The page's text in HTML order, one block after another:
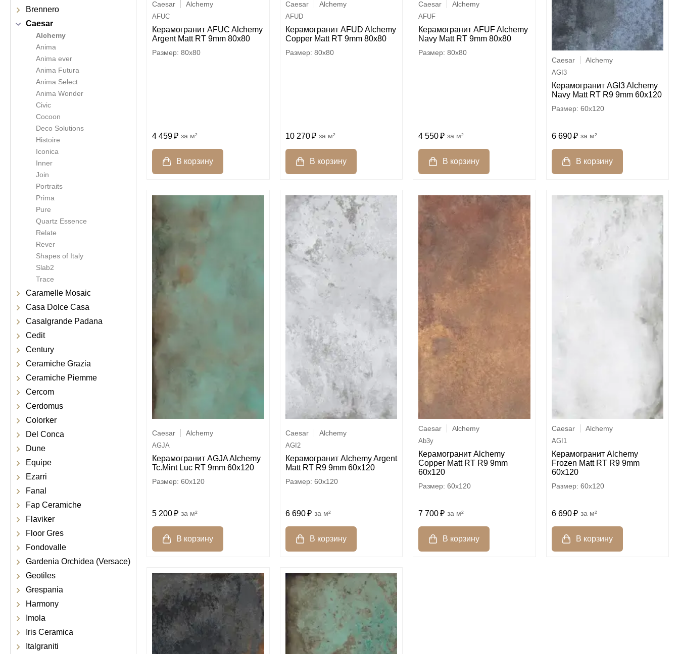
Brennero
Caesar
Alchemy
Anima
Anima ever
Anima Futura
Anima Select
Anima Wonder
Civic
Cocoon
Deco Solutions
Histoire
Iconica
Inner
Join
Portraits
Prima
Pure
Quartz Essence
Relate
Rever
Shapes of Italy
Slab2
Trace
Caramelle Mosaic
Casa Dolce Casa
Casalgrande Padana
Cedit
Century
Ceramiche Grazia
Ceramiche Piemme
Cercom
Cerdomus
Colorker
Del Conca
Dune
Equipe
Ezarri
Fanal
Fap Ceramiche
Flaviker
Floor Gres
Fondovalle
Gardenia Orchidea (Versace)
Geotiles
Grespania
Harmony
Imola
Iris Ceramica
Italgraniti
Caesar Alchemy
AFUC
Керамогранит AFUC Alchemy
Argent Matt RT 9mm 80x80
80x80
4 459 м²
Caesar Alchemy
AFUD
Керамогранит AFUD Alchemy
Copper Matt RT 9mm 80x80
80x80
10 270 м²
Caesar Alchemy
AFUF
Керамогранит AFUF Alchemy
Navy Matt RT 9mm 80x80
80x80
4 550 м²
Caesar Alchemy
AGI3
Керамогранит AGI3 Alchemy
Navy Matt RT R9 9mm 60x120
60x120
6 690 м²
Caesar Alchemy
AGJA
Керамогранит AGJA Alchemy
Tc.Mint Luc RT 9mm 60x120
60x120
5 200 м²
Caesar Alchemy
AGI2
Керамогранит Alchemy Argent
Matt RT R9 9mm 60x120
60x120
6 690 м²
Caesar Alchemy
Ab3y
Керамогранит Alchemy
Copper Matt RT R9 9mm
60x120
60x120
7 700 м²
Caesar Alchemy
AGI1
Керамогранит Alchemy
Frozen Matt RT R9 9mm
60x120
60x120
6 690 м²